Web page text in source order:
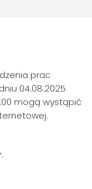
prac
04.08.2025
mogą wystąpić